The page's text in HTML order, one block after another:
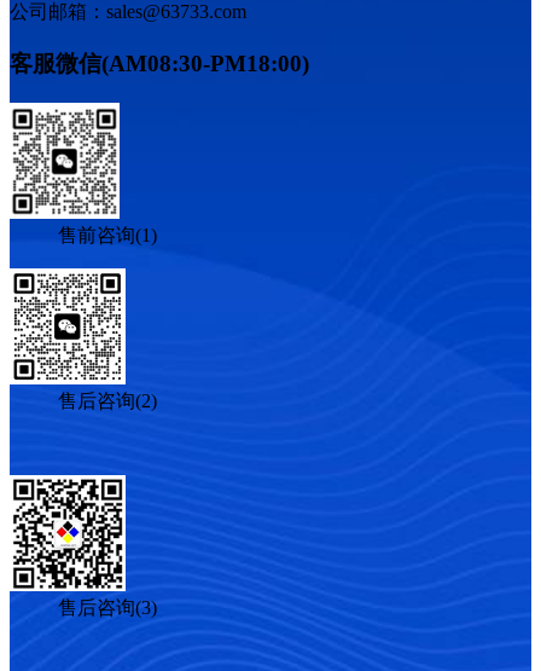
公司邮箱：sales@63733.com
客服微信(AM08:30-PM18:00)
售前咨询(1)
售后咨询(2)
售后咨询(3)